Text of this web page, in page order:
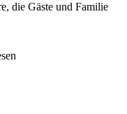
die Gäste und Familie